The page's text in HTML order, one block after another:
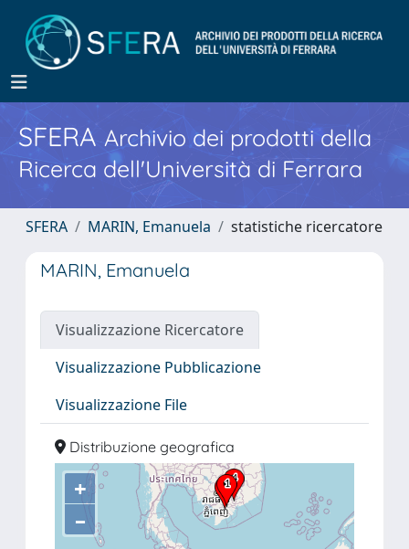
SFERA Archivio dei prodotti della
Ricerca dell'Università di Ferrara
SFERA MARIN, Emanuela statistiche ricercatore
MARIN, Emanuela
Visualizzazione Ricercatore
Visualizzazione Pubblicazione
Visualizzazione File
Distribuzione geografica
+
–